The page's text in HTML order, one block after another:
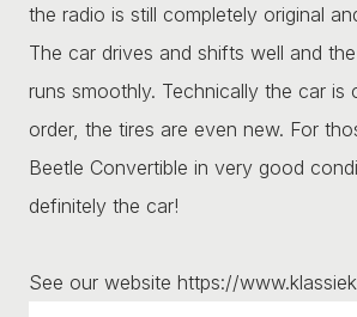
the radio is still completely original
The car drives and shifts well and
runs smoothly. Technically the car is
order, the tires are even new. For
Beetle Convertible in very good
definitely the car!
See our website https://